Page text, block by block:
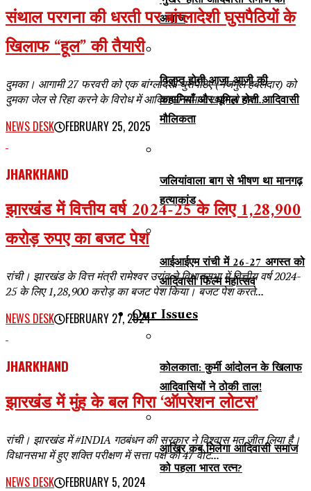
आवाज
विलुप्त होती आजा-आजी की
कहानियाँ और धूमिल होती आदिवासी
मौलिकता
जलियांवाला बाग से भीषण था मानगढ़
हत्याकांड
आईआईएम रांची में 26-27 अगस्त को
आदिवासी फिल्म महोत्सव
Our Issues
कोलकाता: कुर्मी आंदोलन के खिलाफ
आदिवासियों ने ठोकी ताल!
आखिर कब मिलेगा आदिवासी समाज
को पहला भारत रत्न?
संथाल परगना की धरती पर बांग्लादेशी घुसपैठियों के
खिलाफ “हूल” की तैयारी
दुमका। आगामी 27 फरवरी को एक बांग्लादेशी घुसपैठिए (नजमुल हवलदार) को
दुमका जेल से रिहा करने के विरोध में आदिवासी समाज खड़ा हो गया...
NEWS DESK FEBRUARY 25, 2025
JHARKHAND
झारखंड में वित्तीय वर्ष 2024-25 के लिए 1,28,900
करोड़ रुपए का बजट पेश
रांची। झारखंड के वित्त मंत्री रामेश्वर उरांव ने विधानसभा में वित्तीय वर्ष 2024-
25 के लिए 1,28,900 करोड़ का बजट पेश किया। बजट पेश करते...
NEWS DESK FEBRUARY 27, 2024
JHARKHAND
झारखंड में मुंह के बल गिरा ‘ऑपरेशन लोटस’
रांची। झारखंड में #INDIA गठबंधन की सरकार ने विश्वास मत जीत लिया है।
विधानसभा में हुए शक्ति परीक्षण में सत्ता पक्ष को 47 वोट...
NEWS DESK FEBRUARY 5, 2024